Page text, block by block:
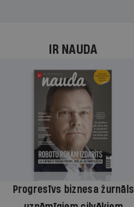
IR NAUDA
Progresīvs biznesa žurnāls